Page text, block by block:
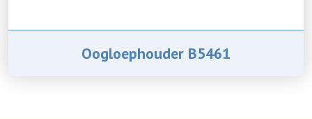
Oogloephouder B5461